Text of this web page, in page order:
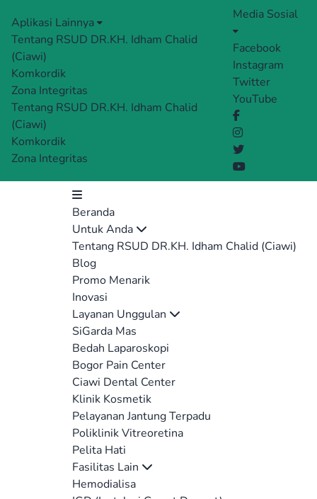
Aplikasi Lainnya
Tentang RSUD DR.KH. Idham Chalid
(Ciawi)
Komkordik
Zona Integritas
Tentang RSUD DR.KH. Idham Chalid
(Ciawi)
Komkordik
Zona Integritas
Media Sosial
Facebook
Instagram
Twitter
YouTube
Beranda
Untuk Anda
Tentang RSUD DR.KH. Idham Chalid (Ciawi)
Blog
Promo Menarik
Inovasi
Layanan Unggulan
SiGarda Mas
Bedah Laparoskopi
Bogor Pain Center
Ciawi Dental Center
Klinik Kosmetik
Pelayanan Jantung Terpadu
Poliklinik Vitreoretina
Pelita Hati
Fasilitas Lain
Hemodialisa